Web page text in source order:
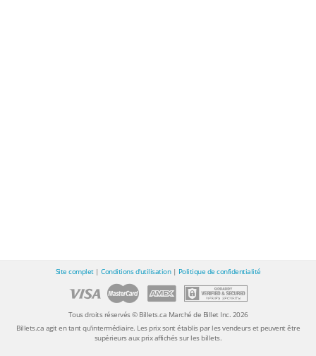
Site complet| Conditions d'utilisation| Politique de confidentialité
Tous droits réservés © Billets.ca Marché de Billet Inc. 2026
Billets.ca agit en tant qu'intermédiaire. Les prix sont établis par les vendeurs et peuvent être
supérieurs aux prix affichés sur les billets.